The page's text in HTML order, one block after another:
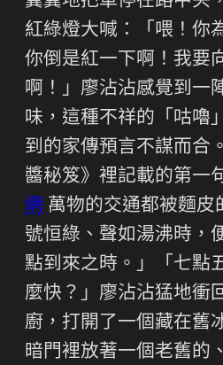
紅綠燈大喊：「喂！你
你倒是紅一下啊！我要
啊！」廖沾沾感覺到一
味，這種不祥的「咕嚕
到的家傳預言不謀而合
醬秘笈》裡記載的第一
網 萬物的交通都被麵皮
號恒綠、聲如湯沸時，
點到來之時。」「七點
麼快？」廖沾沾猛地衝
廚，打開了一個藏在舊
暗門裡放著一個老舊的